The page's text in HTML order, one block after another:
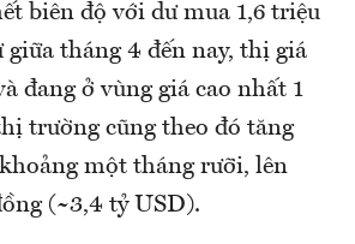
biên độ với dư mua 1,6 triệu
giữa tháng 4 đến nay, thị giá
đang ở vùng giá cao nhất 1
trường cũng theo đó tăng
một tháng rưỡi, lên
(~3,4 tỷ USD).